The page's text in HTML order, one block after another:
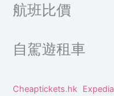
航班比價
自駕遊租車
Cheaptickets.hk Expedia